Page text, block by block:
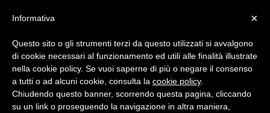
Sport
×
Informativa
Questo sito o gli strumenti terzi da questo utilizzati si avvalgono
di cookie necessari al funzionamento ed utili alle finalità illustrate
nella cookie policy. Se vuoi saperne di più o negare il consenso
a tutti o ad alcuni cookie, consulta la cookie policy.
Chiudendo questo banner, scorrendo questa pagina, cliccando
su un link o proseguendo la navigazione in altra maniera,